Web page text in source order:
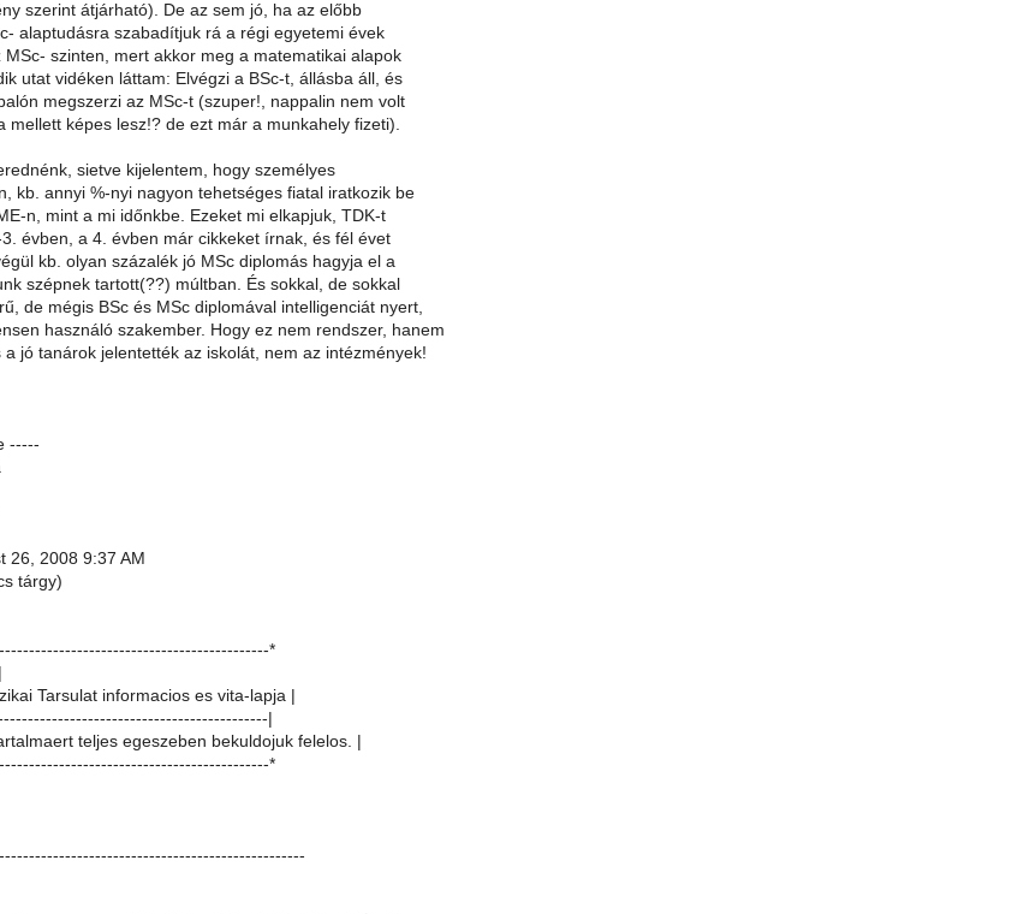
szerint átjárható). De az sem jó, ha az előbb
alaptudásra szabadítjuk rá a régi egyetemi évek
szinten, mert akkor meg a matematikai alapok
utat vidéken láttam: Elvégzi a BSc-t, állásba áll, és
megszerzi az MSc-t (szuper!, nappalin nem volt
mellett képes lesz!? de ezt már a munkahely fizeti).
sietve kijelentem, hogy személyes
kb. annyi %-nyi nagyon tehetséges fiatal iratkozik be
n, mint a mi időnkbe. Ezeket mi elkapjuk, TDK-t
évben, a 4. évben már cikkeket írnak, és fél évet
kb. olyan százalék jó MSc diplomás hagyja el a
szépnek tartott(??) múltban. És sokkal, de sokkal
de mégis BSc és MSc diplomával intelligenciát nyert,
használó szakember. Hogy ez nem rendszer, hanem
jó tanárok jelentették az iskolát, nem az intézmények!
-----
26, 2008 9:37 AM
tárgy)
*
Tarsulat informacios es vita-lapja |
|
teljes egeszeben bekuldojuk felelos. |
*